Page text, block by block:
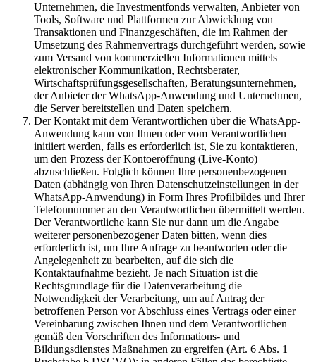
Unternehmen, die Investmentfonds verwalten, Anbieter von
Tools, Software und Plattformen zur Abwicklung von
Transaktionen und Finanzgeschäften, die im Rahmen der
Umsetzung des Rahmenvertrags durchgeführt werden, sowie
zum Versand von kommerziellen Informationen mittels
elektronischer Kommunikation, Rechtsberater,
Wirtschaftsprüfungsgesellschaften, Beratungsunternehmen,
der Anbieter der WhatsApp-Anwendung und Unternehmen,
die Server bereitstellen und Daten speichern.
Der Kontakt mit dem Verantwortlichen über die WhatsApp-
Anwendung kann von Ihnen oder vom Verantwortlichen
initiiert werden, falls es erforderlich ist, Sie zu kontaktieren,
um den Prozess der Kontoeröffnung (Live-Konto)
abzuschließen. Folglich können Ihre personenbezogenen
Daten (abhängig von Ihren Datenschutzeinstellungen in der
WhatsApp-Anwendung) in Form Ihres Profilbildes und Ihrer
Telefonnummer an den Verantwortlichen übermittelt werden.
Der Verantwortliche kann Sie nur dann um die Angabe
weiterer personenbezogener Daten bitten, wenn dies
erforderlich ist, um Ihre Anfrage zu beantworten oder die
Angelegenheit zu bearbeiten, auf die sich die
Kontaktaufnahme bezieht. Je nach Situation ist die
Rechtsgrundlage für die Datenverarbeitung die
Notwendigkeit der Verarbeitung, um auf Antrag der
betroffenen Person vor Abschluss eines Vertrags oder einer
Vereinbarung zwischen Ihnen und dem Verantwortlichen
gemäß den Vorschriften des Informations- und
Bildungsdienstes Maßnahmen zu ergreifen (Art. 6 Abs. 1